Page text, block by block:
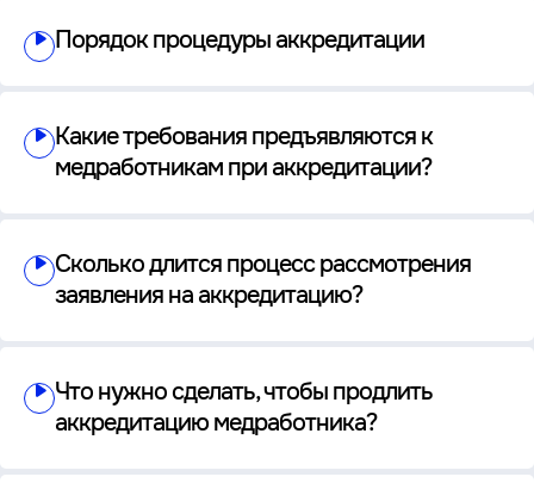
Порядок процедуры аккредитации
Какие требования предъявляются к
медработникам при аккредитации?
Сколько длится процесс рассмотрения
заявления на аккредитацию?
Что нужно сделать, чтобы продлить
аккредитацию медработника?